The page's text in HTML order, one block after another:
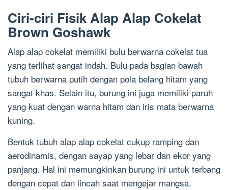
Ciri-ciri Fisik Alap Alap Cokelat
Brown Goshawk
Alap alap cokelat memiliki bulu berwarna cokelat tua
yang terlihat sangat indah. Bulu pada bagian bawah
tubuh berwarna putih dengan pola belang hitam yang
sangat khas. Selain itu, burung ini juga memiliki paruh
yang kuat dengan warna hitam dan iris mata berwarna
kuning.
Bentuk tubuh alap alap cokelat cukup ramping dan
aerodinamis, dengan sayap yang lebar dan ekor yang
panjang. Hal ini memungkinkan burung ini untuk terbang
dengan cepat dan lincah saat mengejar mangsa.